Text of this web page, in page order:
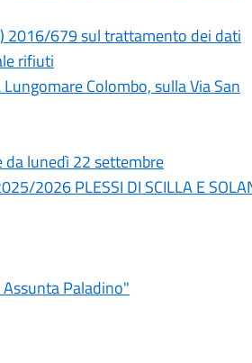
2016/679 sul trattamento dei dati
rifiuti
Colombo, sulla Via San
da lunedì 22 settembre
2026 PLESSI DI SCILLA E
Paladino"